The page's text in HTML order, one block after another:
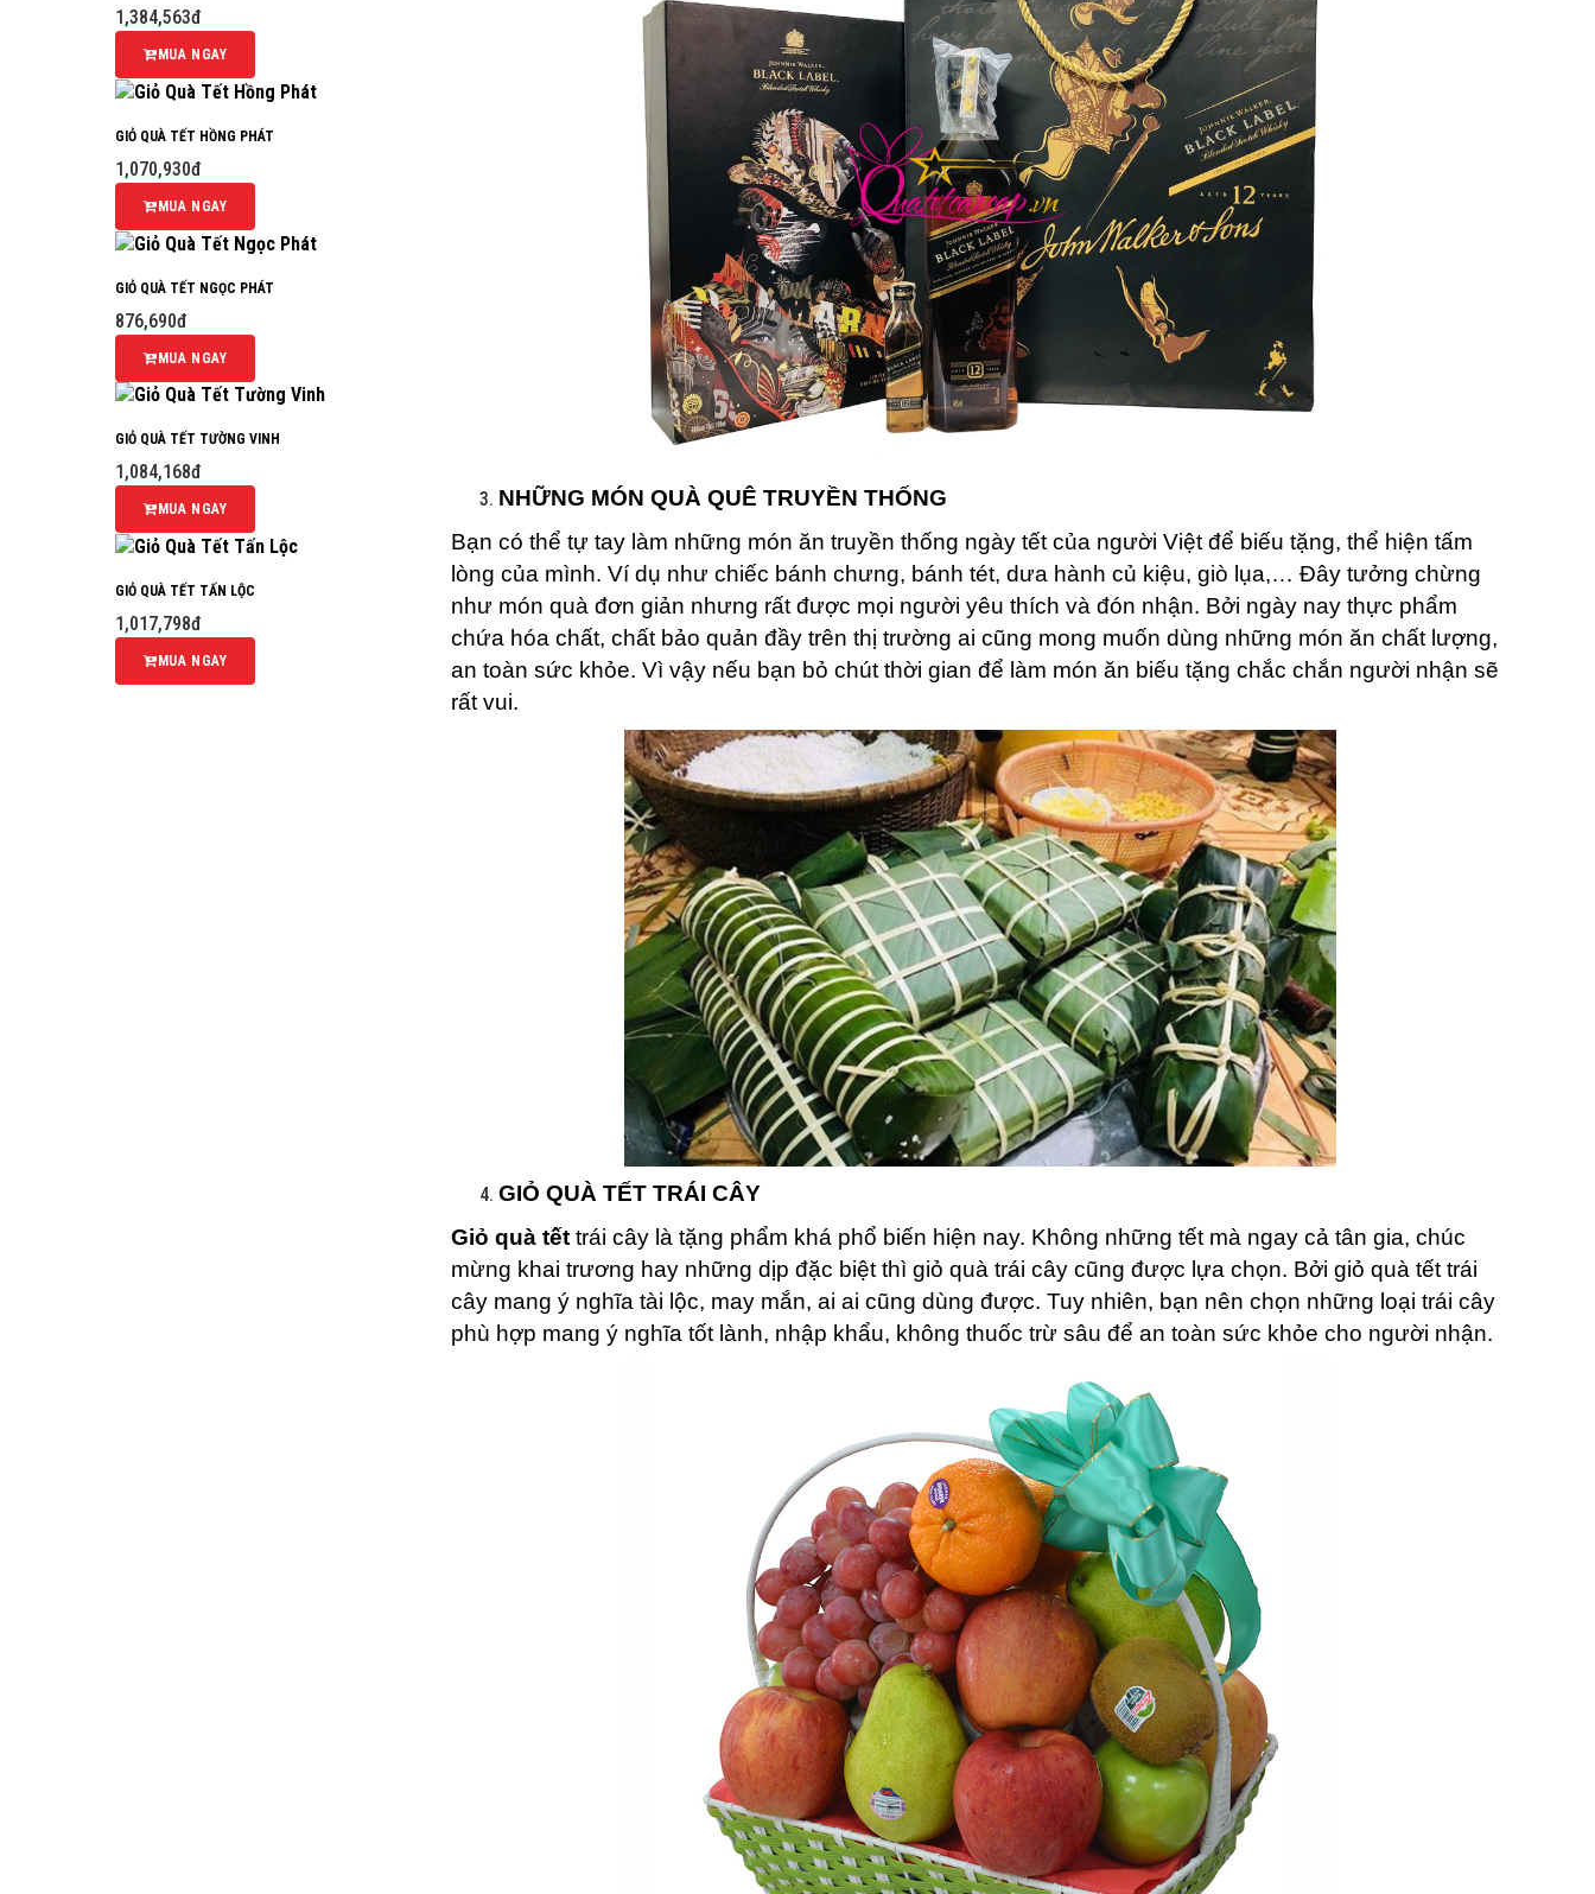
NHỮNG MÓN QUÀ QUÊ TRUYỀN THỐNG
Bạn có thể tự tay làm những món ăn truyền thống ngày tết của người Việt để biếu tặng, thể hiện tấm
lòng của mình. Ví dụ như chiếc bánh chưng, bánh tét, dưa hành củ kiệu, giò lụa,… Đây tưởng chừng
như món quà đơn giản nhưng rất được mọi người yêu thích và đón nhận. Bởi ngày nay thực phẩm
chứa hóa chất, chất bảo quản đầy trên thị trường ai cũng mong muốn dùng những món ăn chất lượng,
an toàn sức khỏe. Vì vậy nếu bạn bỏ chút thời gian để làm món ăn biếu tặng chắc chắn người nhận sẽ
rất vui.
GIỎ QUÀ TẾT TRÁI CÂY
Giỏ quà tếttrái cây là tặng phẩm khá phổ biến hiện nay. Không những tết mà ngay cả tân gia, chúc
mừng khai trương hay những dịp đặc biệt thì giỏ quà trái cây cũng được lựa chọn. Bởi giỏ quà tết trái
cây mang ý nghĩa tài lộc, may mắn, ai ai cũng dùng được. Tuy nhiên, bạn nên chọn những loại trái cây
phù hợp mang ý nghĩa tốt lành, nhập khẩu, không thuốc trừ sâu để an toàn sức khỏe cho người nhận.
1,384,563đ
MUA NGAY
GIỎ QUÀ TẾT HỒNG PHÁT
1,070,930đ
MUA NGAY
GIỎ QUÀ TẾT NGỌC PHÁT
876,690đ
MUA NGAY
GIỎ QUÀ TẾT TƯỜNG VINH
1,084,168đ
MUA NGAY
GIỎ QUÀ TẾT TẤN LỘC
1,017,798đ
MUA NGAY